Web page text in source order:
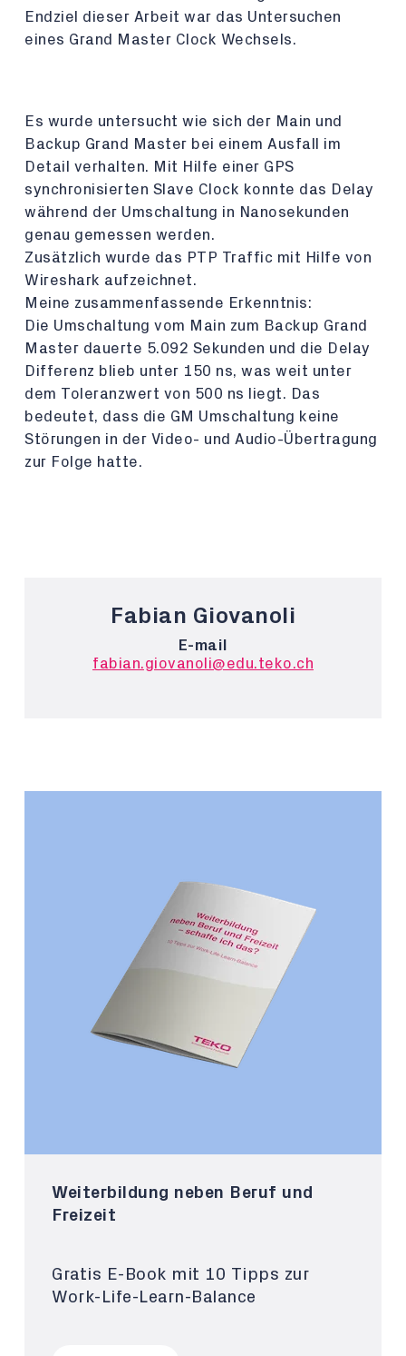
Endziel dieser Arbeit war das Untersuchen
eines Grand Master Clock Wechsels.
Es wurde untersucht wie sich der Main und
Backup Grand Master bei einem Ausfall im
Detail verhalten. Mit Hilfe einer GPS
synchronisierten Slave Clock konnte das Delay
während der Umschaltung in Nanosekunden
genau gemessen werden.
Zusätzlich wurde das PTP Traffic mit Hilfe von
Wireshark aufzeichnet.
Meine zusammenfassende Erkenntnis:
Die Umschaltung vom Main zum Backup Grand
Master dauerte 5.092 Sekunden und die Delay
Differenz blieb unter 150 ns, was weit unter
dem Toleranzwert von 500 ns liegt. Das
bedeutet, dass die GM Umschaltung keine
Störungen in der Video- und Audio-Übertragung
zur Folge hatte.
Fabian Giovanoli
E-mail
fabian.giovanoli@edu.teko.ch
Weiterbildung neben Beruf und
Freizeit
Gratis E-Book mit 10 Tipps zur
Work-Life-Learn-Balance